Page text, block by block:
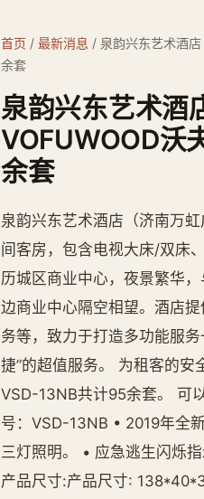
首页 / 最新消息 / 泉韵兴东艺术酒
余套
泉韵兴东艺术酒
VOFUWOOD沃
余套
泉韵兴东艺术酒店（济南万
间客房，包含电视大床/双床
历城区商业中心，夜景繁华
边商业中心隔空相望。酒店
务等，致力于打造多功能服
捷”的超值服务。 为租客的安
VSD-13NB共计95余套。 可
号：VSD-13NB • 2019年全
三灯照明。 • 应急逃生闪烁
产品尺寸:产品尺寸: